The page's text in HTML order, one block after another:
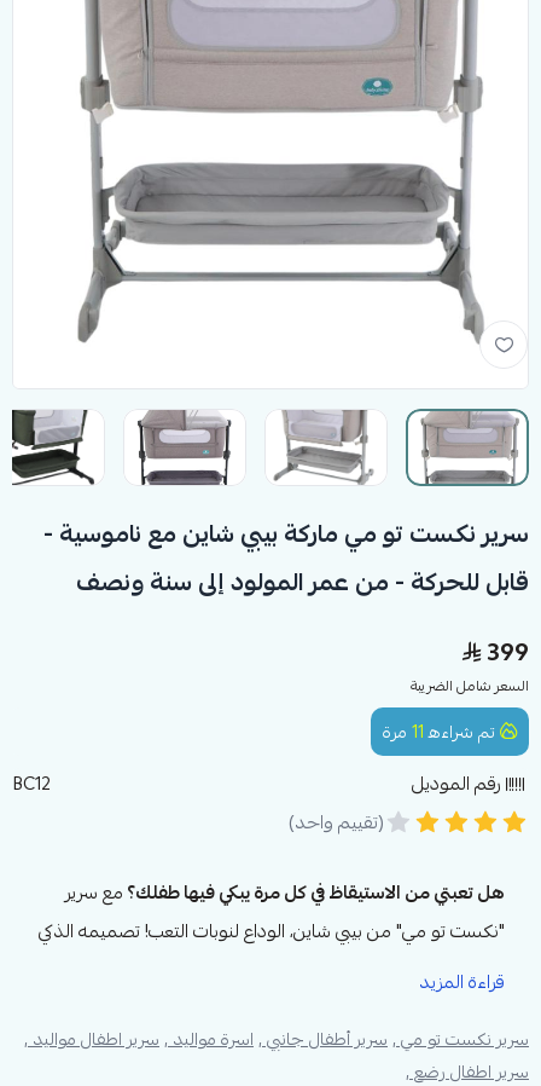
سرير نكست تو مي ماركة بيبي شاين مع ناموسية -
قابل للحركة - من عمر المولود إلى سنة ونصف
(تقييم واحد)
السعر شامل الضريبة
399
هل تعبتي من الاستيقاظ في كل مرة يبكي فيها طفلك؟مع سرير
"نكست تو مي" من بيبي شاين، الوداع لنوبات التعب! تصميمه الذكي
يضمن لكِ الراحة القصوى، فطفلك بجانبك طوال الليل دون الحاجة
استمتعي بنوم هادئ ومريح مع سرير "نكست تو مي" الذي يميزك
قراءة المزيد
سرير نكست تو مي ,سرير أطفال جانبي ,اسرة مواليد ,سرير اطفال مواليد ,
سرير اطفال رضع ,
تم شراءه11مرة
رقم الموديل BC12